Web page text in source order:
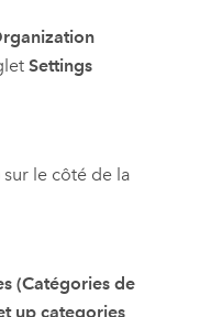
Settings
sur le côté de la
(Catégories de
up categories